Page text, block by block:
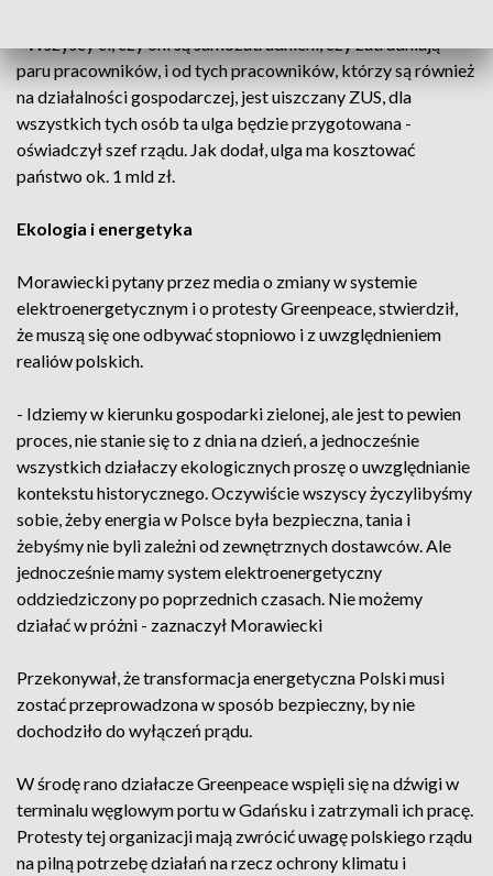
- Wszyscy ci, czy oni są samozatrudnieni, czy zatrudniają
paru pracowników, i od tych pracowników, którzy są również
na działalności gospodarczej, jest uiszczany ZUS, dla
wszystkich tych osób ta ulga będzie przygotowana -
oświadczył szef rządu. Jak dodał, ulga ma kosztować
państwo ok. 1 mld zł.
Ekologia i energetyka
Morawiecki pytany przez media o zmiany w systemie
elektroenergetycznym i o protesty Greenpeace, stwierdził,
że muszą się one odbywać stopniowo i z uwzględnieniem
realiów polskich.
- Idziemy w kierunku gospodarki zielonej, ale jest to pewien
proces, nie stanie się to z dnia na dzień, a jednocześnie
wszystkich działaczy ekologicznych proszę o uwzględnianie
kontekstu historycznego. Oczywiście wszyscy życzylibyśmy
sobie, żeby energia w Polsce była bezpieczna, tania i
żebyśmy nie byli zależni od zewnętrznych dostawców. Ale
jednocześnie mamy system elektroenergetyczny
oddziedziczony po poprzednich czasach. Nie możemy
działać w próżni - zaznaczył Morawiecki
Przekonywał, że transformacja energetyczna Polski musi
zostać przeprowadzona w sposób bezpieczny, by nie
dochodziło do wyłączeń prądu.
W środę rano działacze Greenpeace wspięli się na dźwigi w
terminalu węglowym portu w Gdańsku i zatrzymali ich pracę.
Protesty tej organizacji mają zwrócić uwagę polskiego rządu
na pilną potrzebę działań na rzecz ochrony klimatu i